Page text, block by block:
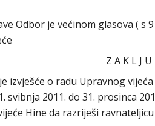
Odbor je većinom glasova ( s 9
Z A K L J U
izvješće o radu Upravnog
svibnja 2011. do 31. prosinca
Hine da razriješi